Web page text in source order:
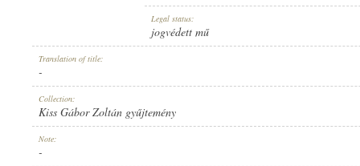
METAFON-RECORD
RECORD NUMBER:
Legal status:
jogvédett mű
Translation of title:
-
Collection:
Kiss Gábor Zoltán gyűjtemény
Note:
-